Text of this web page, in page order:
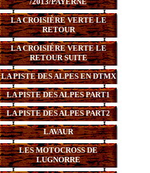
LA CROISIÈRE VERTE LE
RETOUR
LA CROISIÈRE VERTE LE
RETOUR SUITE
LA PISTE DES ALPES EN DTMX
LA PISTE DES ALPES PART1
LA PISTE DES ALPES PART2
LAVAUR
LES MOTOCROSS DE
LUGNORRE